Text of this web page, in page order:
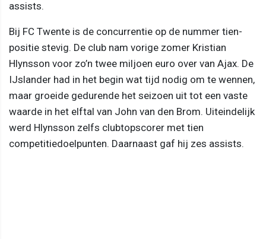
assists.
Bij FC Twente is de concurrentie op de nummer tien-
positie stevig. De club nam vorige zomer Kristian
Hlynsson voor zo’n twee miljoen euro over van Ajax. De
IJslander had in het begin wat tijd nodig om te wennen,
maar groeide gedurende het seizoen uit tot een vaste
waarde in het elftal van John van den Brom. Uiteindelijk
werd Hlynsson zelfs clubtopscorer met tien
competitiedoelpunten. Daarnaast gaf hij zes assists.